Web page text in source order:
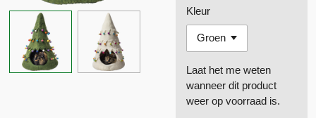
Kleur
Laat het me weten
wanneer dit product
weer op voorraad is.